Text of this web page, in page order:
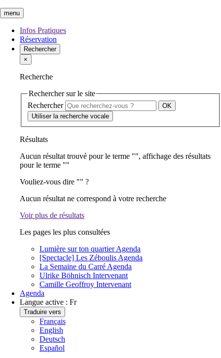
menu
Infos Pratiques
Réservation
Rechercher
×
Recherche
Rechercher sur le site
Rechercher
Utiliser la recherche vocale
Résultats
Aucun résultat trouvé pour le terme "", affichage des résultats
pour le terme ""
Vouliez-vous dire "" ?
Aucun résultat ne correspond à votre recherche
Voir plus de résultats
Les pages les plus consultées
Lumière sur ton quartier Agenda
[Spectacle] Les Zéboulis Agenda
La Semaine du Carré Agenda
Ulrike Böhnisch Intervenant
Camille Geoffroy Intervenant
Agenda
Langue active : Fr
Traduire vers
Français
English
Deutsch
Español